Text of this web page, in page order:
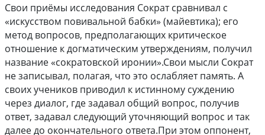
Свои приёмы исследования Сократ сравнивал с
«искусством повивальной бабки» (майевтика); его
метод вопросов, предполагающих критическое
отношение к догматическим утверждениям, получил
название «сократовской иронии».Свои мысли Сократ
не записывал, полагая, что это ослабляет память. А
своих учеников приводил к истинному суждению
через диалог, где задавал общий вопрос, получив
ответ, задавал следующий уточняющий вопрос и так
далее до окончательного ответа.При этом оппонент,